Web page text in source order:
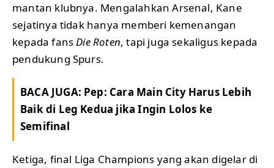
mantan klubnya. Mengalahkan Arsenal, Kane
sejatinya tidak hanya memberi kemenangan
kepada fansDie Roten, tapi juga sekaligus kepada
pendukung Spurs.
BACA JUGA: Pep: Cara Main City Harus Lebih
Baik di Leg Kedua jika Ingin Lolos ke
Semifinal
Ketiga, final Liga Champions yang akan digelar di